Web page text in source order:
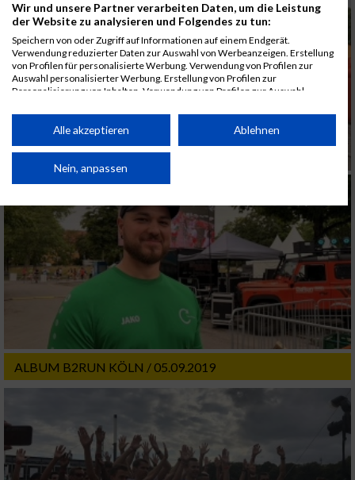
ALBUM B2RUN KÖLN / 05.09.2019
Wir und unsere Partner verarbeiten Daten, um die Leistung
der Website zu analysieren und Folgendes zu tun:
Speichern von oder Zugriff auf Informationen auf einem Endgerät.
Verwendung reduzierter Daten zur Auswahl von Werbeanzeigen. Erstellung
von Profilen für personalisierte Werbung. Verwendung von Profilen zur
Auswahl personalisierter Werbung. Erstellung von Profilen zur
Personalisierung von Inhalten. Verwendung von Profilen zur Auswahl
Performance von Inhalten. Analyse von Zielgruppen durch Statistiken oder
Kombinationen von Daten aus verschiedenen Quellen. Entwicklung und
von Inhalten.
Daten können außerhalb der Europäischen Union weitergegeben und in die
Website/App.
Partnerliste anzeigen (1 IAB-Anbieter)
Wir nutzen Ihre Daten für folgende Zwecke:
IAB-Verarbeitungszwecke:
Speichern von oder Zugriff auf Informationen
auf einem Endgerät
Verwendung reduzierter Daten zur Auswahl
von Werbeanzeigen
Werbung
Verwendung von Profilen zur Auswahl
personalisierter Werbung
Alle akzeptieren Ablehnen
Nein, anpassen